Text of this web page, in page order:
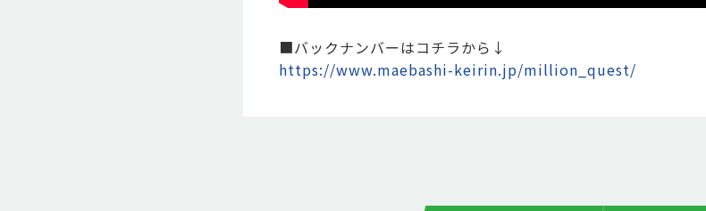
■バックナンバーはコチラから↓
https://www.maebashi-keirin.jp/million_quest/